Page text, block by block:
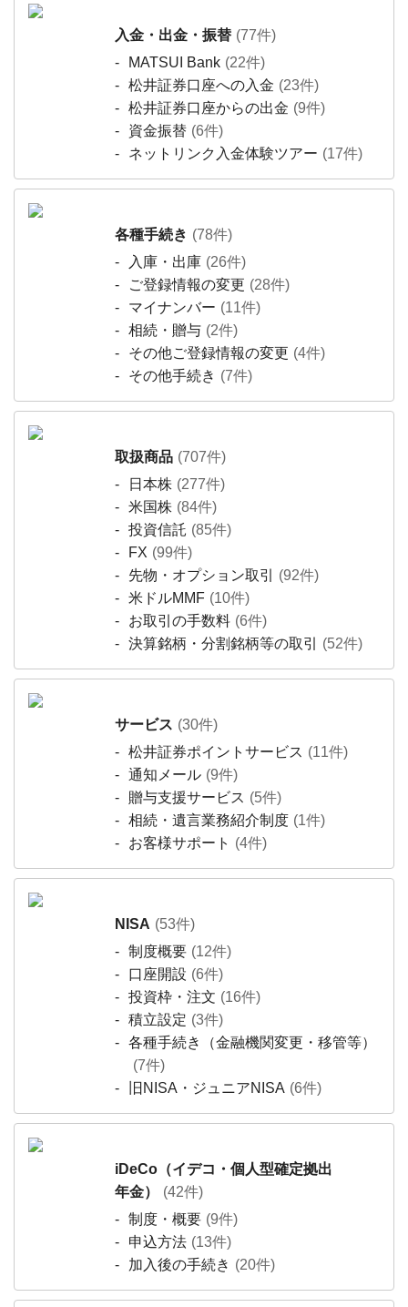
入金・出金・振替 (77件)
MATSUI Bank (22件)
松井証券口座への入金 (23件)
松井証券口座からの出金 (9件)
資金振替 (6件)
ネットリンク入金体験ツアー (17件)
各種手続き (78件)
入庫・出庫 (26件)
ご登録情報の変更 (28件)
マイナンバー (11件)
相続・贈与 (2件)
その他ご登録情報の変更 (4件)
その他手続き (7件)
取扱商品 (707件)
日本株 (277件)
米国株 (84件)
投資信託 (85件)
FX (99件)
先物・オプション取引
(92件)
米ドルMMF (10件)
お取引の手数料 (6件)
決算銘柄・分割銘柄等の取引
(52件)
サービス (30件)
松井証券ポイントサービス (11件)
通知メール (9件)
贈与支援サービス (5件)
相続・遺言業務紹介制度 (1件)
お客様サポート (4件)
NISA (53件)
制度概要 (12件)
口座開設 (6件)
投資枠・注文 (16件)
積立設定 (3件)
各種手続き（金融機関変更・移管等）
(7件)
旧NISA・ジュニアNISA (6件)
iDeCo（イデコ・個人型確定拠出
年金）
(42件)
制度・概要 (9件)
申込方法 (13件)
加入後の手続き (20件)